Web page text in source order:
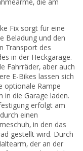
die am
Fix sorgt für eine
Beladung und den
Transport des
in der Heckgarage.
Fahrräder, aber auch
E-Bikes lassen sich
optionale Rampe
in die Garage laden.
erfolgt am
einen
in den das
gestellt wird. Durch
der an der